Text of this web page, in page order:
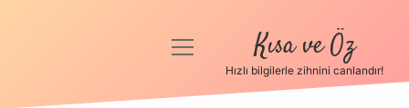
Anasayfa
menüyü
Kısa ve Öz
Hızlı bilgilerle zihnini canlandır!